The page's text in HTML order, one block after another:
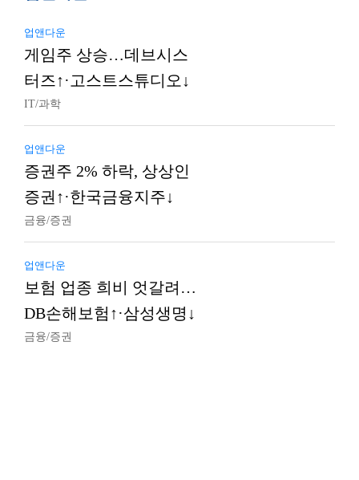
업앤다운
게임주 상승…데브시스
터즈↑·고스트스튜디오↓
IT/과학
업앤다운
증권주 2% 하락, 상상인
증권↑·한국금융지주↓
금융/증권
업앤다운
보험 업종 희비 엇갈려…
DB손해보험↑·삼성생명↓
금융/증권